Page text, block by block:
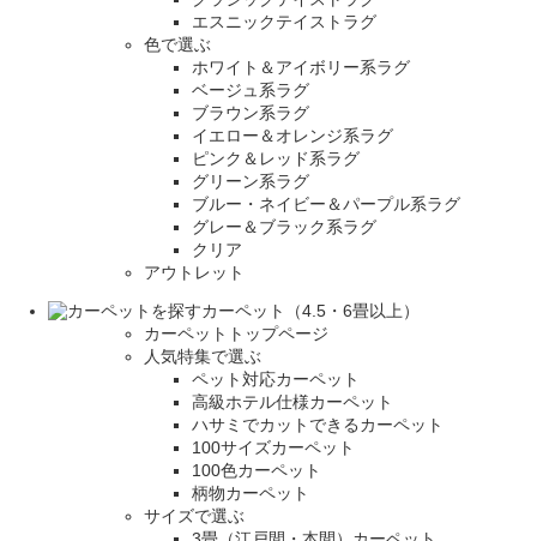
エスニックテイストラグ
色で選ぶ
ホワイト＆アイボリー系ラグ
ベージュ系ラグ
ブラウン系ラグ
イエロー＆オレンジ系ラグ
ピンク＆レッド系ラグ
グリーン系ラグ
ブルー・ネイビー＆パープル系ラグ
グレー＆ブラック系ラグ
クリア
アウトレット
カーペット（4.5・6畳以上）
カーペットトップページ
人気特集で選ぶ
ペット対応カーペット
高級ホテル仕様カーペット
ハサミでカットできるカーペット
100サイズカーペット
100色カーペット
柄物カーペット
サイズで選ぶ